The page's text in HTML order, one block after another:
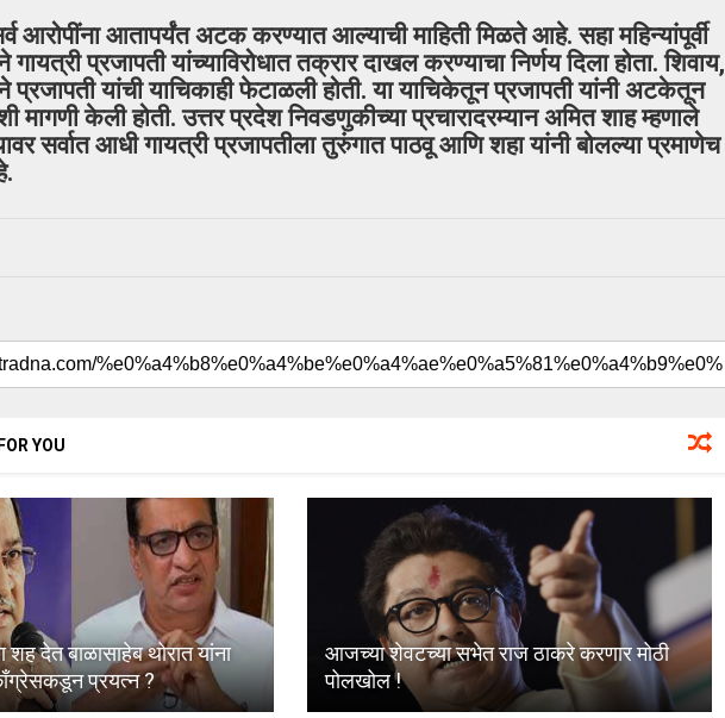
आरोपींना आतापर्यंत अटक करण्यात आल्याची माहिती मिळते आहे. सहा महिन्यांपूर्वी
गायत्री प्रजापती यांच्याविरोधात तक्रार दाखल करण्याचा निर्णय दिला होता. शिवाय,
प्रजापती यांची याचिकाही फेटाळली होती. या याचिकेतून प्रजापती यांनी अटकेतून
मागणी केली होती. उत्तर प्रदेश निवडणुकीच्या प्रचारादरम्यान अमित शाह म्हणाले
सर्वात आधी गायत्री प्रजापतीला तुरुंगात पाठवू आणि शहा यांनी बोलल्या प्रमाणेच
YOU
शह देत बाळासाहेब थोरात यांना
प्रयत्न ?
आजच्या शेवटच्या सभेत राज ठाकरे करणार मोठी
पोलखोल !